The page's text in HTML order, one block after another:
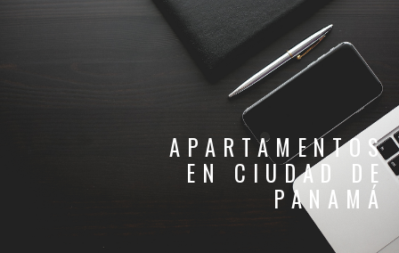
APARTAMENTOS
EN CIUDAD DE
PANAMÁ